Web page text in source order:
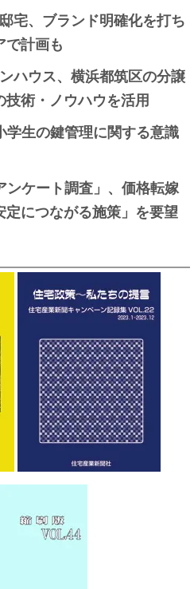
宅、ブランド明確化を打ち
で計画も
ハウス、横浜都筑区の分譲
術・ノウハウを活用
生の鍵管理に関する意識
ケート調査」、価格転嫁
につながる施策」を要望